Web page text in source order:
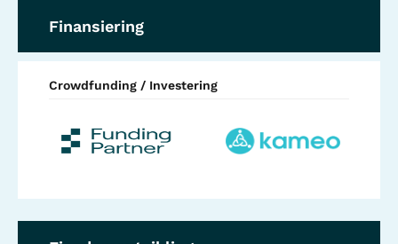
Finansiering
Crowdfunding / Investering